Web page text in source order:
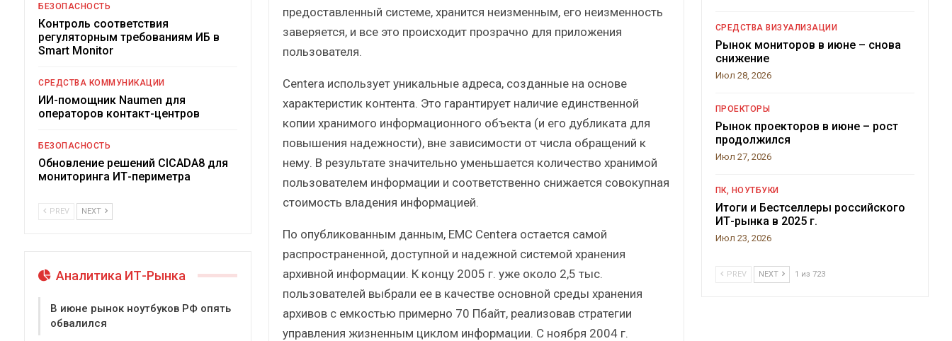
предоставленный системе, хранится неизменным, его неизменность
заверяется, и все это происходит прозрачно для приложения
пользователя.
Centera использует уникальные адреса, созданные на основе
характеристик контента. Это гарантирует наличие единственной
копии хранимого информационного объекта (и его дубликата для
повышения надежности), вне зависимости от числа обращений к
нему. В результате значительно уменьшается количество хранимой
пользователем информации и соответственно снижается совокупная
стоимость владения информацией.
По опубликованным данным, ЕМС Centera остается самой
распространенной, доступной и надежной системой хранения
архивной информации. К концу 2005 г. уже около 2,5 тыс.
пользователей выбрали ее в качестве основной среды хранения
архивов с емкостью примерно 70 Пбайт, реализовав стратегии
управления жизненным циклом информации. С ноября 2004 г.
БЕЗОПАСНОСТЬ
Контроль соответствия
регуляторным требованиям ИБ в
Smart Monitor
СРЕДСТВА КОММУНИКАЦИИ
ИИ-помощник Naumen для
операторов контакт-центров
БЕЗОПАСНОСТЬ
Обновление решений CICADA8 для
мониторинга ИТ-периметра
PREV NEXT
Аналитика ИТ-Рынка
В июне рынок ноутбуков РФ опять
обвалился
СРЕДСТВА ВИЗУАЛИЗАЦИИ
Рынок мониторов в июне – снова
снижение
Июл 28, 2026
ПРОЕКТОРЫ
Рынок проекторов в июне – рост
продолжился
Июл 27, 2026
ПК, НОУТБУКИ
Итоги и Бестселлеры российского
ИТ-рынка в 2025 г.
Июл 23, 2026
PREV NEXT 1 из 723